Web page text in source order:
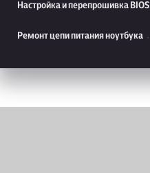
Настройка и перепрошивка BIOS
Ремонт цепи питания ноутбука